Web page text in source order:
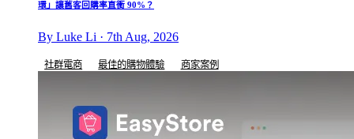
環」讓舊客回購率直衝 90%？
By Luke Li · 7th Aug, 2026
社群電商 最佳的購物體驗 商家案例